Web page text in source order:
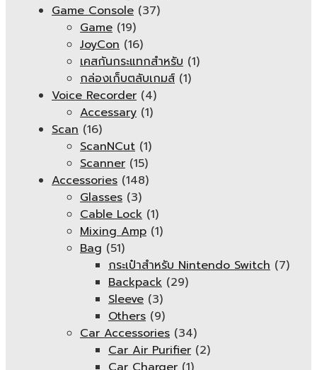
Game Console (37)
Game (19)
JoyCon (16)
เคสกันกระแทกสำหรับ (1)
กล่องเก็บตลับเกมส์ (1)
Voice Recorder (4)
Accessary (1)
Scan (16)
ScanNCut (1)
Scanner (15)
Accessories (148)
Glasses (3)
Cable Lock (1)
Mixing Amp (1)
Bag (51)
กระเป๋าสำหรับ Nintendo Switch (7)
Backpack (29)
Sleeve (3)
Others (9)
Car Accessories (34)
Car Air Purifier (2)